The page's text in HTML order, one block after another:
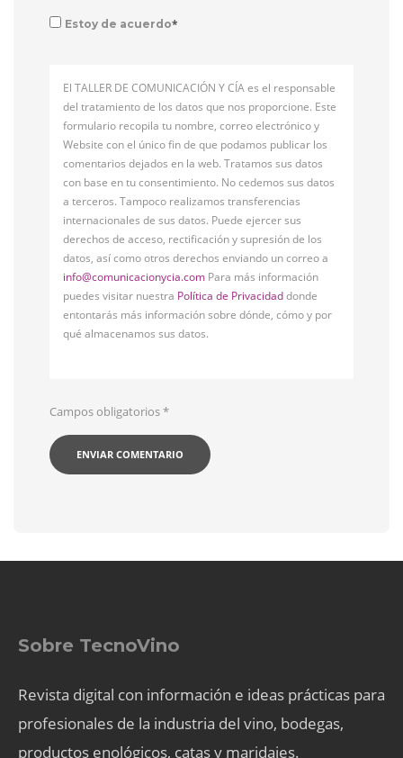
Estoy de acuerdo*
El TALLER DE COMUNICACIÓN Y CÍA es el responsable
del tratamiento de los datos que nos proporcione. Este
formulario recopila tu nombre, correo electrónico y
Website con el único fin de que podamos publicar los
comentarios dejados en la web. Tratamos sus datos
con base en tu consentimiento. No cedemos sus datos
a terceros. Tampoco realizamos transferencias
internacionales de sus datos. Puede ejercer sus
derechos de acceso, rectificación y supresión de los
datos, así como otros derechos enviando un correo a
info@comunicacionycia.com Para más información
puedes visitar nuestra Política de Privacidaddonde
entontarás más información sobre dónde, cómo y por
qué almacenamos sus datos.
Campos obligatorios*
Sobre TecnoVino
Revista digital con información e ideas prácticas para
profesionales de la industria del vino, bodegas,
productos enológicos, catas y maridajes.